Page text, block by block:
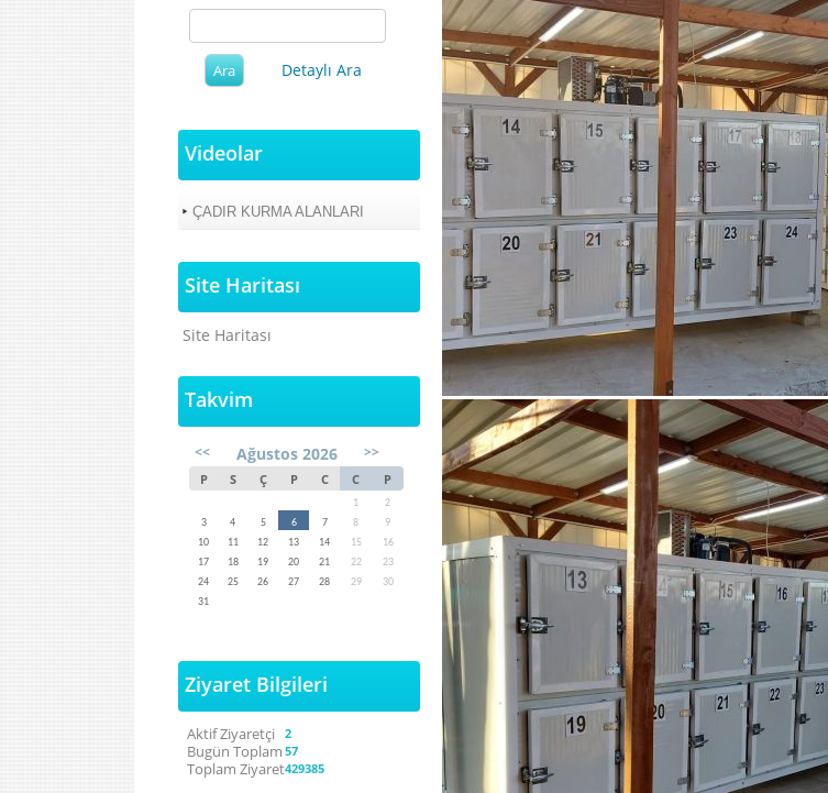
Detaylı Ara
Videolar
ÇADIR KURMA ALANLARI
Site Haritası
Site Haritası
Takvim
<< Ağustos 2026 >>
P S Ç P C C P
1
2
3
4 5 6 7 8
9
10
11 12 13 14 15
16
17
18 19 20 21 22
23
24
25 26 27 28 29
30
31
Ziyaret Bilgileri
Aktif Ziyaretçi 2
Bugün Toplam 57
Toplam Ziyaret429385